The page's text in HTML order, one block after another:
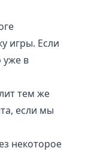
игры. Если
уже в
тем же
если мы
некоторое